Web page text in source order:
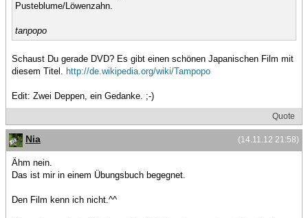
Pusteblume/Löwenzahn.
tanpopo
Schaust Du gerade DVD? Es gibt einen schönen Japanischen Film mit
diesem Titel. http://de.wikipedia.org/wiki/Tampopo
Edit: Zwei Deppen, ein Gedanke. ;-)
Quote
(14.11.12 21:58)
Nia
Ähm nein.
Das ist mir in einem Übungsbuch begegnet.
Den Film kenn ich nicht.^^